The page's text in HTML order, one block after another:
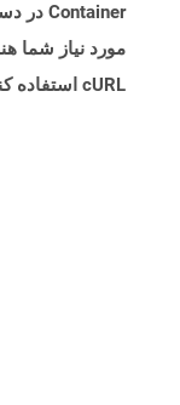
مورد نیاز شما
cURL استفاده کنید.